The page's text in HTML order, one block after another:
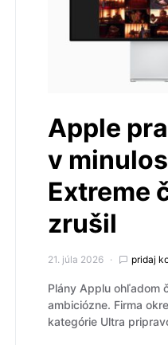
Apple
v
Extreme
zrušil
21. júla 2026 pridaj
Plány Applu ohľadom
ambiciózne. Firma
kategórie Ultra